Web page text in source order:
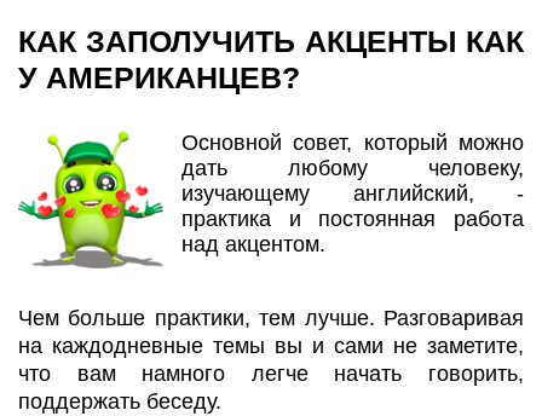
КАК ЗАПОЛУЧИТЬ АКЦЕНТЫ КАК
У АМЕРИКАНЦЕВ?
Основной совет, который можно
дать любому человеку,
изучающему английский, -
практика и постоянная работа
над акцентом.
Чем больше практики, тем лучше. Разговаривая
на каждодневные темы вы и сами не заметите,
что вам намного легче начать говорить,
поддержать беседу.